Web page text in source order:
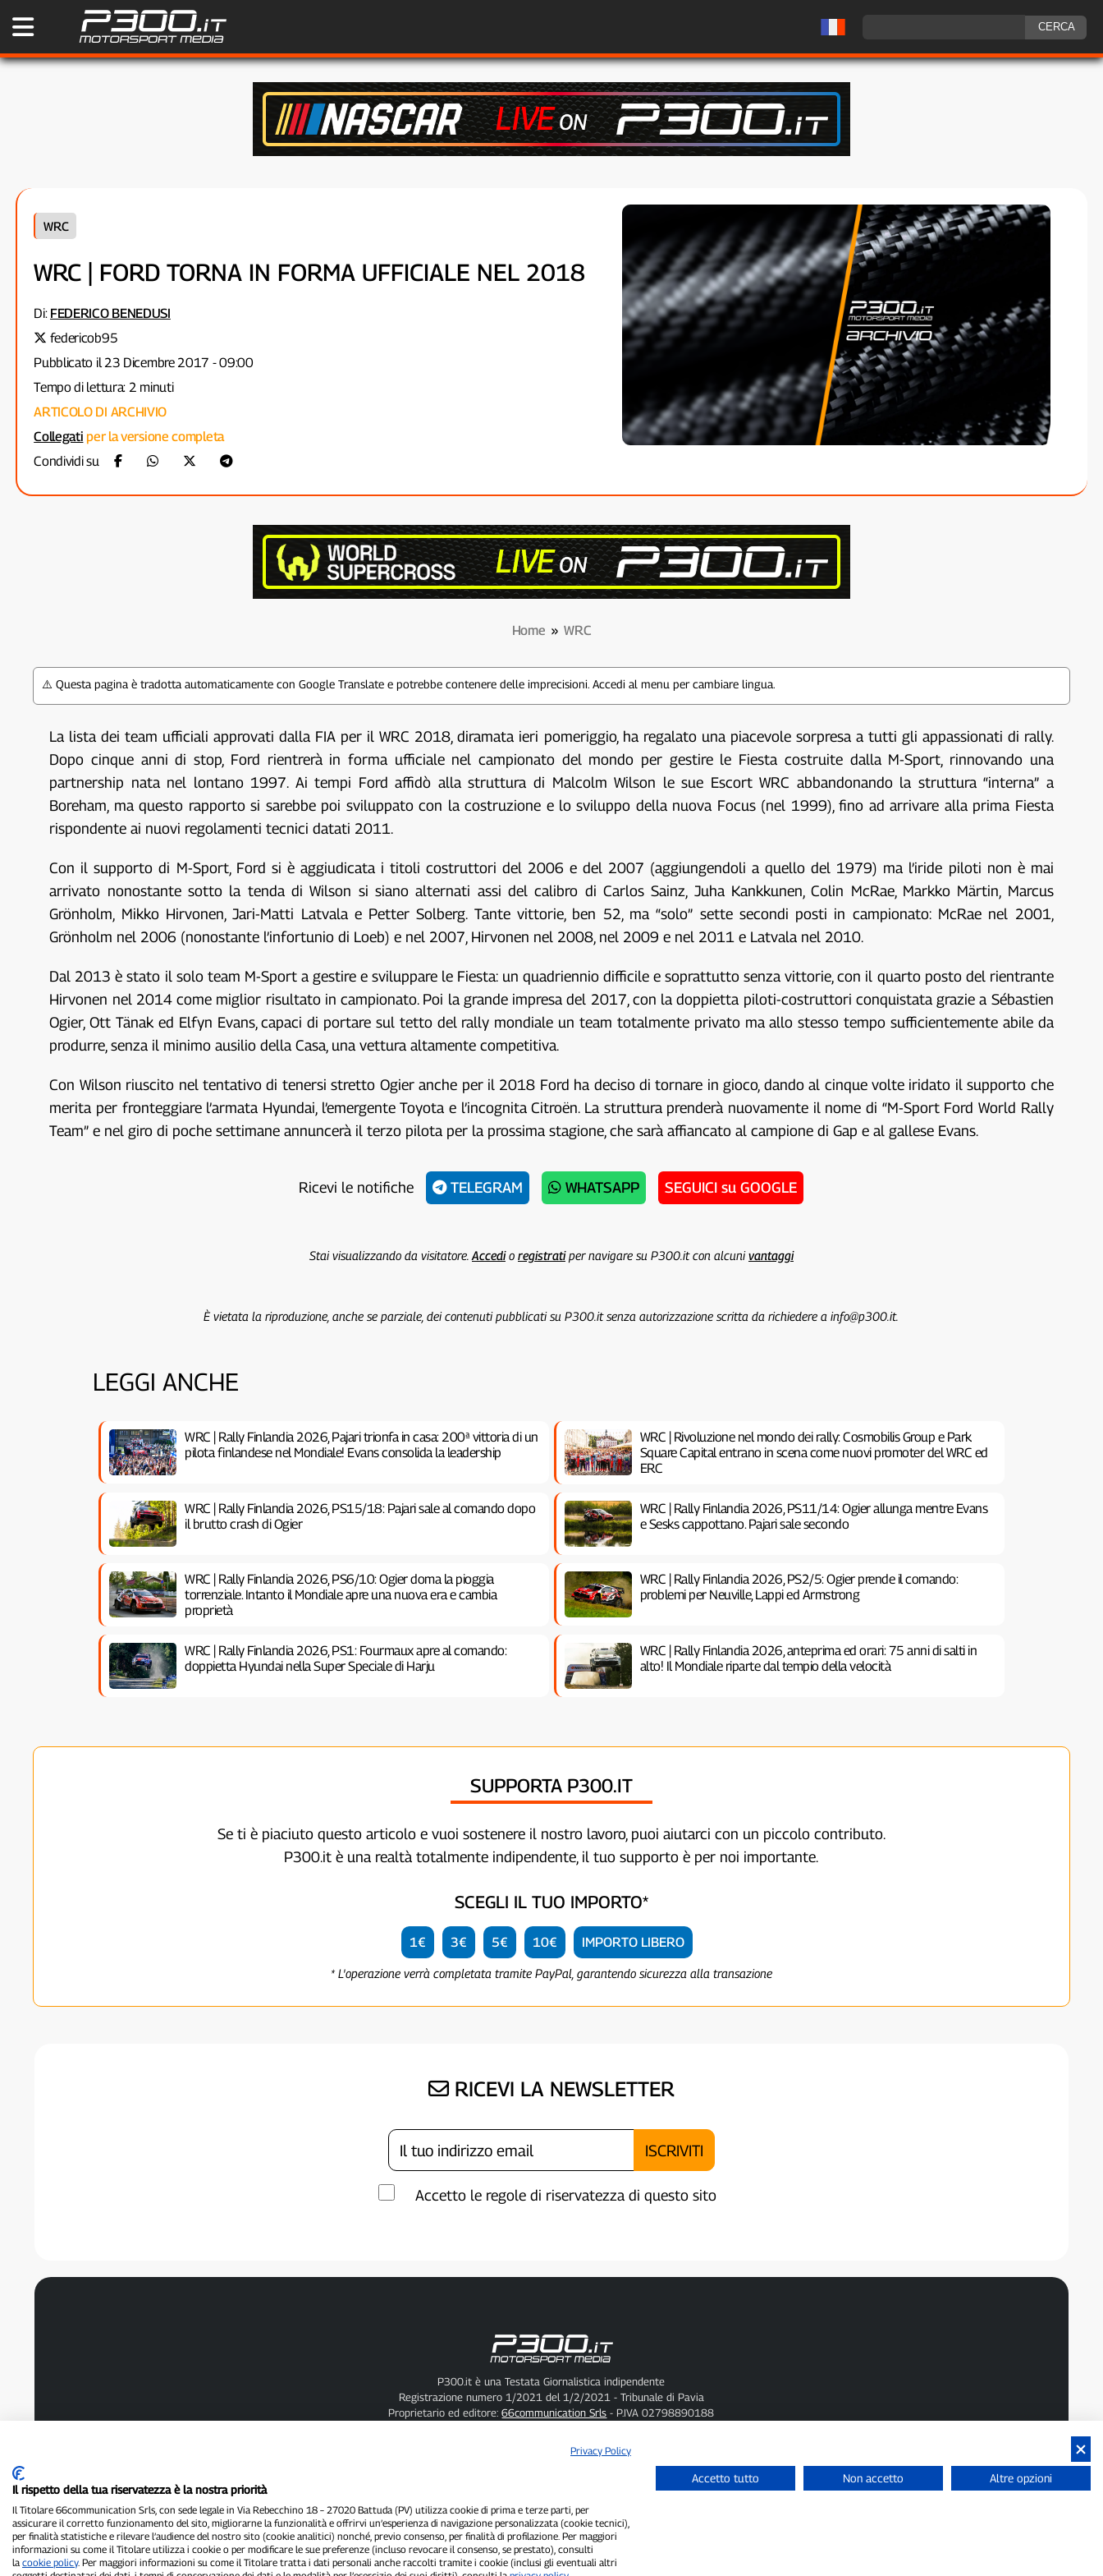
WRC
WRC | FORD TORNA IN FORMA UFFICIALE NEL 2018
Di: FEDERICO BENEDUSI
federicob95
Pubblicato il 23 Dicembre 2017 - 09:00
Tempo di lettura: 2 minuti
ARTICOLO DI ARCHIVIO
Collegati per la versione completa
Condividi su
Home »WRC
⚠️ Questa pagina è tradotta automaticamente con Google Translate e potrebbe contenere delle imprecisioni. Accedi al menu per cambiare lingua.
La lista dei team ufficiali approvati dalla FIA per il WRC 2018, diramata ieri pomeriggio, ha regalato una piacevole sorpresa a tutti gli appassionati di rally.
Dopo cinque anni di stop, Ford rientrerà in forma ufficiale nel campionato del mondo per gestire le Fiesta costruite dalla M-Sport, rinnovando una
partnership nata nel lontano 1997. Ai tempi Ford affidò alla struttura di Malcolm Wilson le sue Escort WRC abbandonando la struttura “interna” a
Boreham, ma questo rapporto si sarebbe poi sviluppato con la costruzione e lo sviluppo della nuova Focus (nel 1999), fino ad arrivare alla prima Fiesta
rispondente ai nuovi regolamenti tecnici datati 2011.
Con il supporto di M-Sport, Ford si è aggiudicata i titoli costruttori del 2006 e del 2007 (aggiungendoli a quello del 1979) ma l’iride piloti non è mai
arrivato nonostante sotto la tenda di Wilson si siano alternati assi del calibro di Carlos Sainz, Juha Kankkunen, Colin McRae, Markko Märtin, Marcus
Grönholm, Mikko Hirvonen, Jari-Matti Latvala e Petter Solberg. Tante vittorie, ben 52, ma “solo” sette secondi posti in campionato: McRae nel 2001,
Grönholm nel 2006 (nonostante l’infortunio di Loeb) e nel 2007, Hirvonen nel 2008, nel 2009 e nel 2011 e Latvala nel 2010.
Dal 2013 è stato il solo team M-Sport a gestire e sviluppare le Fiesta: un quadriennio difficile e soprattutto senza vittorie, con il quarto posto del rientrante
Hirvonen nel 2014 come miglior risultato in campionato. Poi la grande impresa del 2017, con la doppietta piloti-costruttori conquistata grazie a Sébastien
Ogier, Ott Tänak ed Elfyn Evans, capaci di portare sul tetto del rally mondiale un team totalmente privato ma allo stesso tempo sufficientemente abile da
produrre, senza il minimo ausilio della Casa, una vettura altamente competitiva.
Con Wilson riuscito nel tentativo di tenersi stretto Ogier anche per il 2018 Ford ha deciso di tornare in gioco, dando al cinque volte iridato il supporto che
merita per fronteggiare l’armata Hyundai, l’emergente Toyota e l’incognita Citroën. La struttura prenderà nuovamente il nome di “M-Sport Ford World Rally
Team” e nel giro di poche settimane annuncerà il terzo pilota per la prossima stagione, che sarà affiancato al campione di Gap e al gallese Evans.
Ricevi le notifiche TELEGRAM WHATSAPP SEGUICI su GOOGLE
Stai visualizzando da visitatore. Accedio registratiper navigare su P300.it con alcunivantaggi
È vietata la riproduzione, anche se parziale, dei contenuti pubblicati su P300.it senza autorizzazione scritta da richiedere a info@p300.it.
LEGGI ANCHE
WRC | Rally Finlandia 2026, Pajari trionfa in casa: 200ª vittoria di un
pilota finlandese nel Mondiale! Evans consolida la leadership
WRC | Rivoluzione nel mondo dei rally: Cosmobilis Group e Park
Square Capital entrano in scena come nuovi promoter del WRC ed
ERC
WRC | Rally Finlandia 2026, PS15/18: Pajari sale al comando dopo
il brutto crash di Ogier
WRC | Rally Finlandia 2026, PS11/14: Ogier allunga mentre Evans
e Sesks cappottano. Pajari sale secondo
WRC | Rally Finlandia 2026, PS6/10: Ogier doma la pioggia
torrenziale. Intanto il Mondiale apre una nuova era e cambia
proprietà
WRC | Rally Finlandia 2026, PS2/5: Ogier prende il comando:
problemi per Neuville, Lappi ed Armstrong
WRC | Rally Finlandia 2026, PS1: Fourmaux apre al comando:
doppietta Hyundai nella Super Speciale di Harju
WRC | Rally Finlandia 2026, anteprima ed orari: 75 anni di salti in
alto! Il Mondiale riparte dal tempio della velocità
SUPPORTA P300.IT
Se ti è piaciuto questo articolo e vuoi sostenere il nostro lavoro, puoi aiutarci con un piccolo contributo.
P300.it è una realtà totalmente indipendente, il tuo supporto è per noi importante.
SCEGLI IL TUO IMPORTO*
1€ 3€ 5€ 10€ IMPORTO LIBERO
* L'operazione verrà completata tramite PayPal, garantendo sicurezza alla transazione
RICEVI LA NEWSLETTER
Accetto le regole di riservatezza di questo sito
P300.it è una Testata Giornalistica indipendente
Registrazione numero 1/2021 del 1/2/2021 - Tribunale di Pavia
Proprietario ed editore:66communication Srls - P.IVA 02798890188
Cookie Policy
Copyright © P300.it 2012-2026
Privacy Policy
Il rispetto della tua riservatezza è la nostra priorità
Il Titolare 66communication Srls, con sede legale in Via Rebecchino 18 – 27020 Battuda (PV) utilizza cookie di prima e terze parti, per
assicurare il corretto funzionamento del sito, migliorarne la funzionalità e offrirvi un’esperienza di navigazione personalizzata (cookie tecnici),
per finalità statistiche e rilevare l’audience del nostro sito (cookie analitici) nonché, previo consenso, per finalità di profilazione. Per maggiori
informazioni su come il Titolare utilizza i cookie o per modificare le sue preferenze (incluso revocare il consenso, se prestato), consulti
la cookie policy. Per maggiori informazioni su come il Titolare tratta i dati personali anche raccolti tramite i cookie (inclusi gli eventuali altri
Accetto tutto Non accetto Altre opzioni